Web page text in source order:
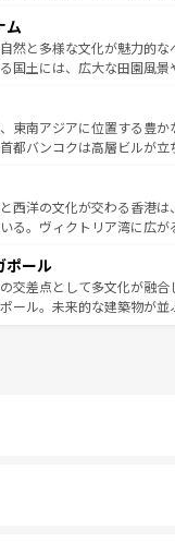
ほしい。
いと評判のスイーツなど、
が味わえる。 なお、新着の台湾情
しい。
に足を延ばせば四季折々の
そして、キムチや焼肉、
まざまな韓国料理が待って
包まれながら、韓国の多彩
わってみてほしい。 なお、
してほしい。
ム
然と多様な文化が魅力的
国土には、広大な田園風景
展と共に伝統が息づく。ハ
市のフランス統治時代の建
ている。また、バラエティ
ォーやバインミー、ベトナ
味わいたい。どの地域を
を迎えてくれるので、きっ
ほしい。
東南アジアに位置する豊か
都バンコクは高層ビルが立
交差している。北部ではチ
と触れ合い、南部ではプ
でリゾート気分を楽しむこ
気候は一年中温暖で、どの
いる。親しみやすいタイ
そして多様な観光資源が、
西洋の文化が交わる香港
る。ヴィクトリア湾に広が
を訪れても感動するはず。
効率よく見どころを回れ
から文化的な体験まで、香
ポール
交差点として多文化が融
ール。未来的な建築物が並
カーズは地元の風情を楽し